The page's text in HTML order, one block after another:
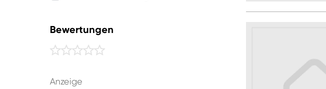
Bewertungen
Anzeige